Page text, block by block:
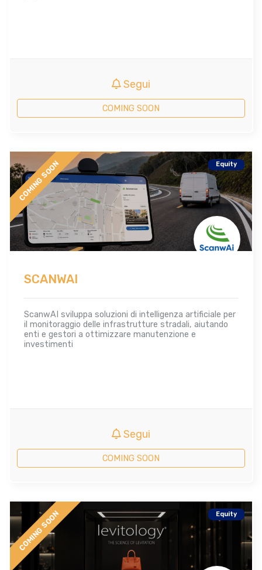
Segui
COMING SOON
COMING SOON Equity
SCANWAI
ScanwAI sviluppa soluzioni di intelligenza artificiale per
il monitoraggio delle infrastrutture stradali, aiutando
enti e gestori a ottimizzare manutenzione e
investimenti
Segui
COMING SOON
COMING SOON Equity